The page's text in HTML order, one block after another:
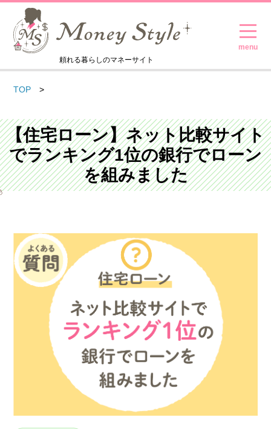
頼れる暮らしのマネーサイト
TOP
【住宅ローン】ネット比較サイト
でランキング1位の銀行でローン
を組みました